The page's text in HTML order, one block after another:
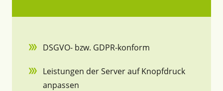
DSGVO- bzw. GDPR-konform
Leistungen der Server auf Knopfdruck
anpassen